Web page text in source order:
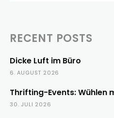
RECENT POSTS
Dicke Luft im Büro
6. AUGUST 2026
Thrifting-Events: Wühlen
30. JULI 2026